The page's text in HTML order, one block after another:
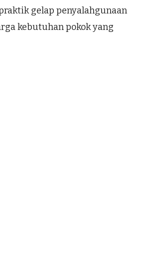
gelap penyalahgunaan
kebutuhan pokok yang